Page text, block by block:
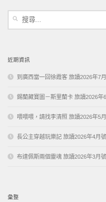
近期資訊
到廣西當一回徐霞客 旅讀2026年7
錫蘭藏寶圖－斯里蘭卡 旅讀2026年
喂喂喂，請找李清照 旅讀2026年5
長公主穿越玩樂記 旅讀2026年4月
布達佩斯兩個靈魂 旅讀2026年3月
彙整